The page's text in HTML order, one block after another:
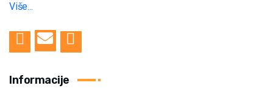
Više...
Informacije